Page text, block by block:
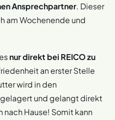
Ansprechpartner. Dieser
am Wochenende und
nur direkt bei REICO zu
an erster Stelle
wird in den
und gelangt direkt
nach Hause! Somit kann